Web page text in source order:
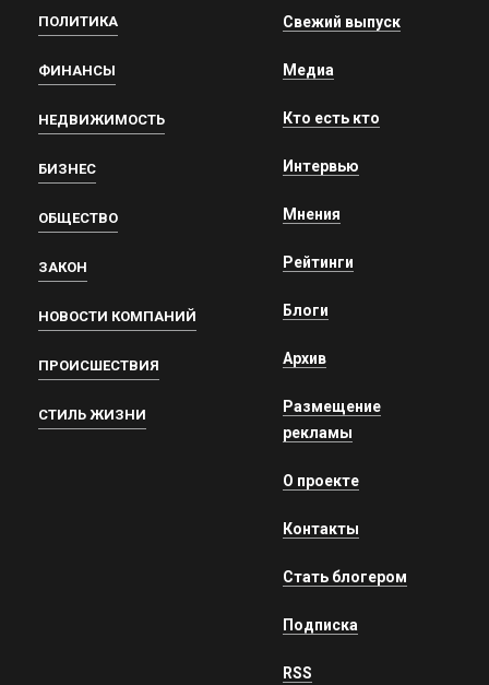
ПОЛИТИКА
ФИНАНСЫ
НЕДВИЖИМОСТЬ
БИЗНЕС
ОБЩЕСТВО
ЗАКОН
НОВОСТИ КОМПАНИЙ
ПРОИСШЕСТВИЯ
СТИЛЬ ЖИЗНИ
Свежий выпуск
Медиа
Кто есть кто
Интервью
Мнения
Рейтинги
Блоги
Архив
Размещение
рекламы
О проекте
Контакты
Стать блогером
Подписка
RSS